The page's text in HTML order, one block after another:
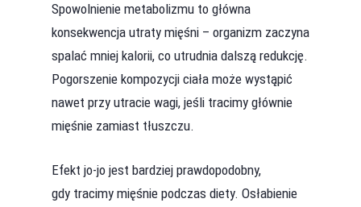
Spowolnienie metabolizmu to główna
konsekwencja utraty mięśni – organizm zaczyna
spalać mniej kalorii, co utrudnia dalszą redukcję.
Pogorszenie kompozycji ciała może wystąpić
nawet przy utracie wagi, jeśli tracimy głównie
mięśnie zamiast tłuszczu.
Efekt jo-jo jest bardziej prawdopodobny,
gdy tracimy mięśnie podczas diety. Osłabienie